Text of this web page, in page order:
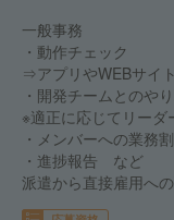
一般事務
・動作チェック
⇒アプリやWEBサイ
・開発チームとのや
※適正に応じてリーダ
・メンバーへの業務
・進捗報告 など
派遣から直接雇用へ